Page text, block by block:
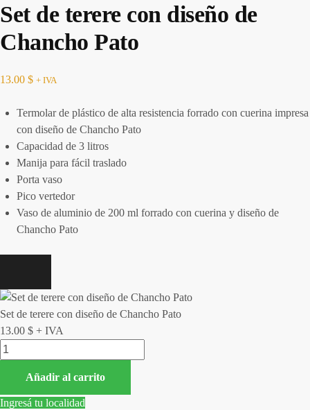
Set de terere con diseño de
Chancho Pato
13.00 $ + IVA
Termolar de plástico de alta resistencia forrado con cuerina impresa
con diseño de Chancho Pato
Capacidad de 3 litros
Manija para fácil traslado
Porta vaso
Pico vertedor
Vaso de aluminio de 200 ml forrado con cuerina y diseño de
Chancho Pato
Set de terere con diseño de Chancho Pato
13.00 $ + IVA
Añadir al carrito
Ingresá tu localidad